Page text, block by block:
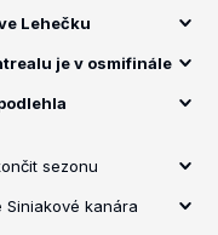
Lehečku
je v osmifinále
sezonu
kanára